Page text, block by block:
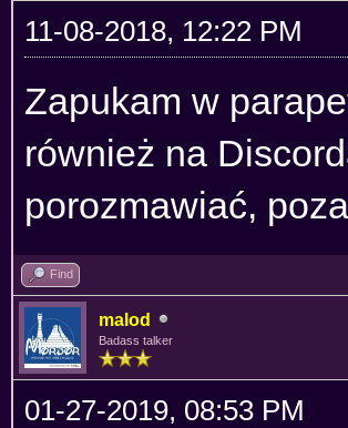
11-08-2018, 12:22 PM
Zapukam w
również na
porozmawiać,
Find
malod
Badass talker
01-27-2019, 08:53 PM